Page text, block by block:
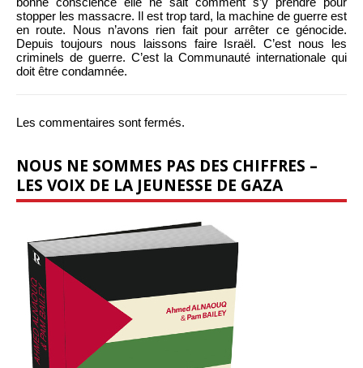
stopper les massacre. Il est trop tard, la machine de guerre est
en route. Nous n’avons rien fait pour arrêter ce génocide.
Depuis toujours nous laissons faire Israël. C’est nous les
criminels de guerre. C’est la Communauté internationale qui
doit être condamnée.
Les commentaires sont fermés.
NOUS NE SOMMES PAS DES CHIFFRES –
LES VOIX DE LA JEUNESSE DE GAZA